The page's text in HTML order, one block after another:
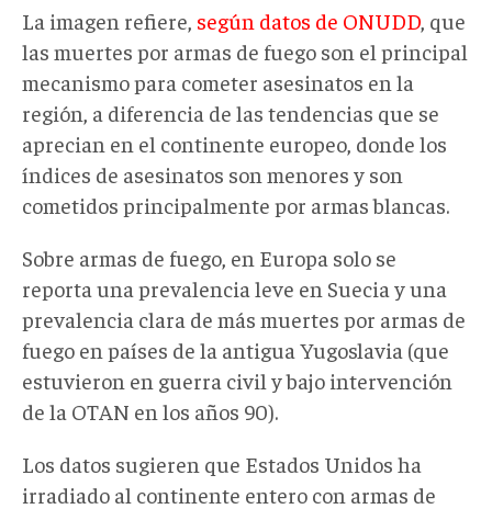
La imagen refiere, según datos de ONUDD , que
las muertes por armas de fuego son el principal
mecanismo para cometer asesinatos en la
región, a diferencia de las tendencias que se
aprecian en el continente europeo, donde los
índices de asesinatos son menores y son
cometidos principalmente por armas blancas.
Sobre armas de fuego, en Europa solo se
reporta una prevalencia leve en Suecia y una
prevalencia clara de más muertes por armas de
fuego en países de la antigua Yugoslavia (que
estuvieron en guerra civil y bajo intervención
de la OTAN en los años 90).
Los datos sugieren que Estados Unidos ha
irradiado al continente entero con armas de